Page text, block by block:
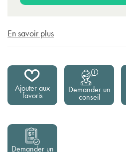
En savoir plus
Ajouter aux
favoris
Demander un
conseil
Demander un